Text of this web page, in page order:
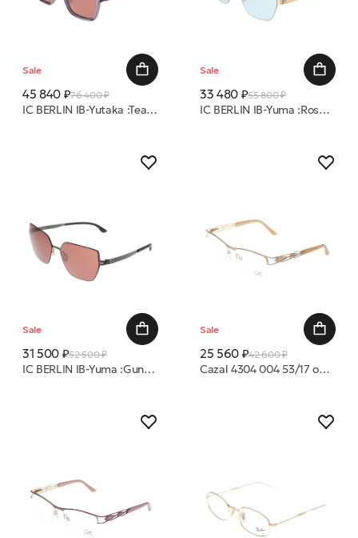
Sale
45 840 ₽76 400 ₽
IC BERLIN IB-Yutaka :Teak-Grey :Nougat :Mahogany-Brown :Donnerstag очки с/з
Sale
33 480 ₽55 800 ₽
IC BERLIN IB-Yuma :Rose-Gold :Warm Grey :Teal Mirrored :Donnerstag очки с/з
Sale
31 500 ₽52 500 ₽
IC BERLIN IB-Yuma :GunMetal :Black :Mahogany Brown :Donnerstag очки с/з
Sale
25 560 ₽42 600 ₽
Cazal 4304 004 53/17 оправа